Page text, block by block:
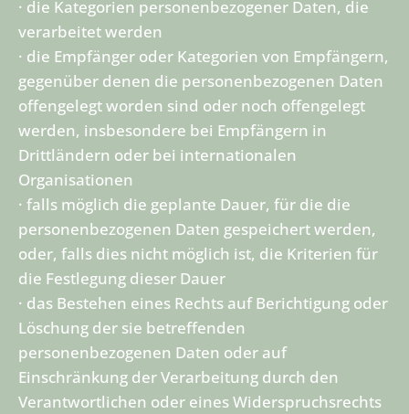
· die Kategorien personenbezogener Daten, die
verarbeitet werden
· die Empfänger oder Kategorien von Empfängern,
gegenüber denen die personenbezogenen Daten
offengelegt worden sind oder noch offengelegt
werden, insbesondere bei Empfängern in
Drittländern oder bei internationalen
Organisationen
· falls möglich die geplante Dauer, für die die
personenbezogenen Daten gespeichert werden,
oder, falls dies nicht möglich ist, die Kriterien für
die Festlegung dieser Dauer
· das Bestehen eines Rechts auf Berichtigung oder
Löschung der sie betreffenden
personenbezogenen Daten oder auf
Einschränkung der Verarbeitung durch den
Verantwortlichen oder eines Widerspruchsrechts